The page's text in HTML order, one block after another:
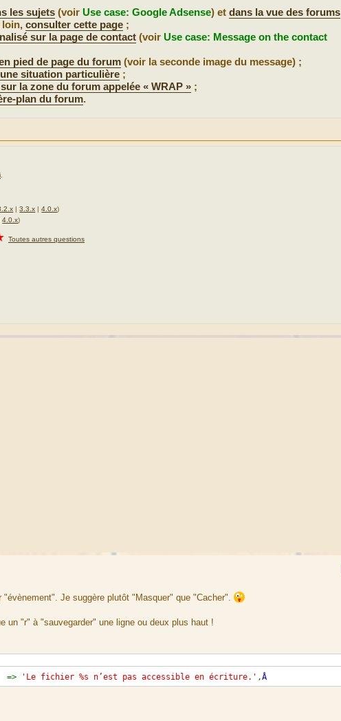
les sujets (voir Use case: Google Adsense) etdans la vue des forums
loin,consulter cette page ;
sur la page de contact (voir Use case: Message on the contact
pied de page du forum (voir la seconde image du message) ;
situation particulière ;
la zone du forum appelée « WRAP » ;
plan du forum.
.
|3.3.x |4.0.x)
|4.0.x)
Toutes autres questions
Je suggère plutôt "Masquer" que "Cacher".
un "r" à "sauvegarder" une ligne ou deux plus haut !
=> 'Le fichier %s n’est pas accessible en écriture.' ,Â